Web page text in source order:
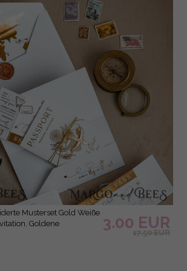
Goldene
Maßgeschneiderte
3.00 EUR
17.50 EUR